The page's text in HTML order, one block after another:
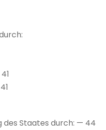
des Staates durch: — 44